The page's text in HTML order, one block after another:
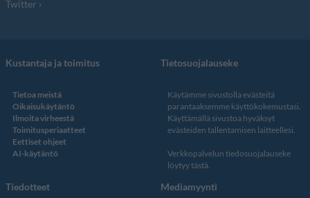
Twitter
Kustantaja ja toimitus
Tietoa meistä
Oikaisukäytäntö
Ilmoita virheestä
Toimitusperiaatteet
Eettiset ohjeet
AI-käytäntö
Tietosuojalauseke
Käytämme sivustolla evästeitä
parantaaksemme käyttökokemustasi.
Käyttämällä sivustoa hyväksyt
evästeiden tallentamisen laitteellesi.
Verkkopalvelun tiedosuojalauseke
löytyy tästä
Tiedotteet Mediamyynti